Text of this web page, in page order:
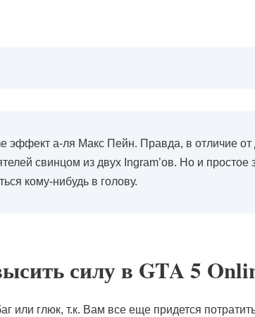
а-ля Макс Пейн. Правда, в отличие от
свинцом из двух Ingram’ов. Но и простое
кому-нибудь в голову.
силу в GTA 5
или глюк, т.к. Вам все еще придется